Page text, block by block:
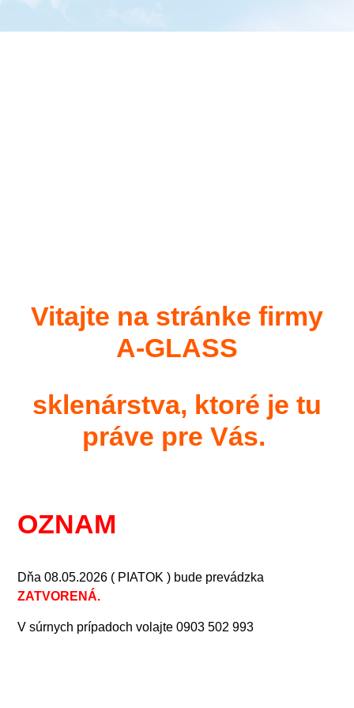
Vitajte na stránke firmy
A-GLASS
sklenárstva, ktoré je tu
práve pre Vás.
OZNAM
Dňa 08.05.2026 ( PIATOK ) bude prevádzka
ZATVORENÁ.
V súrnych prípadoch volajte 0903 502 993